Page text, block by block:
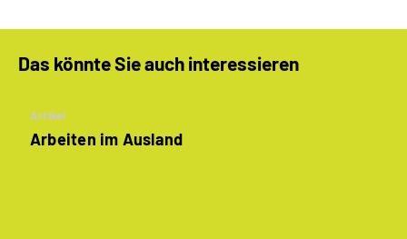
Das könnte Sie auch interessieren
Artikel
Arbeiten im Ausland